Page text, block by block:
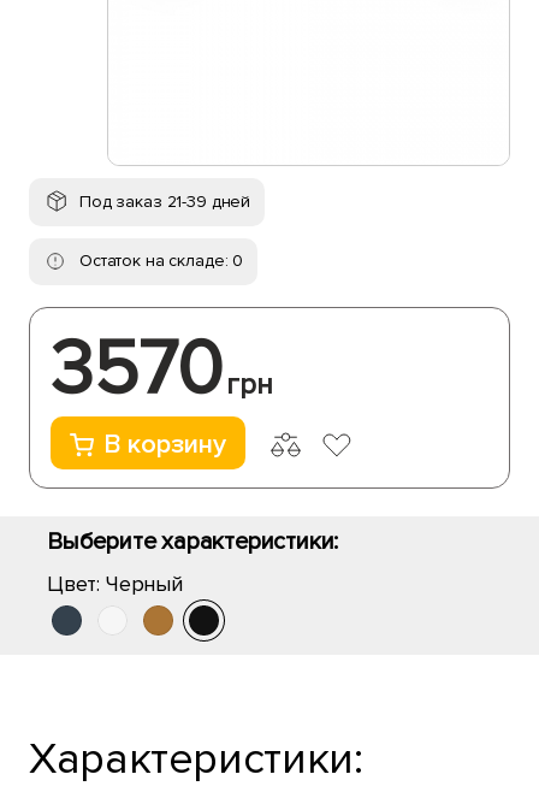
Под заказ 21-39 дней
Остаток на складе: 0
3570грн
В корзину
Выберите характеристики:
Цвет: Черный
Характеристики: